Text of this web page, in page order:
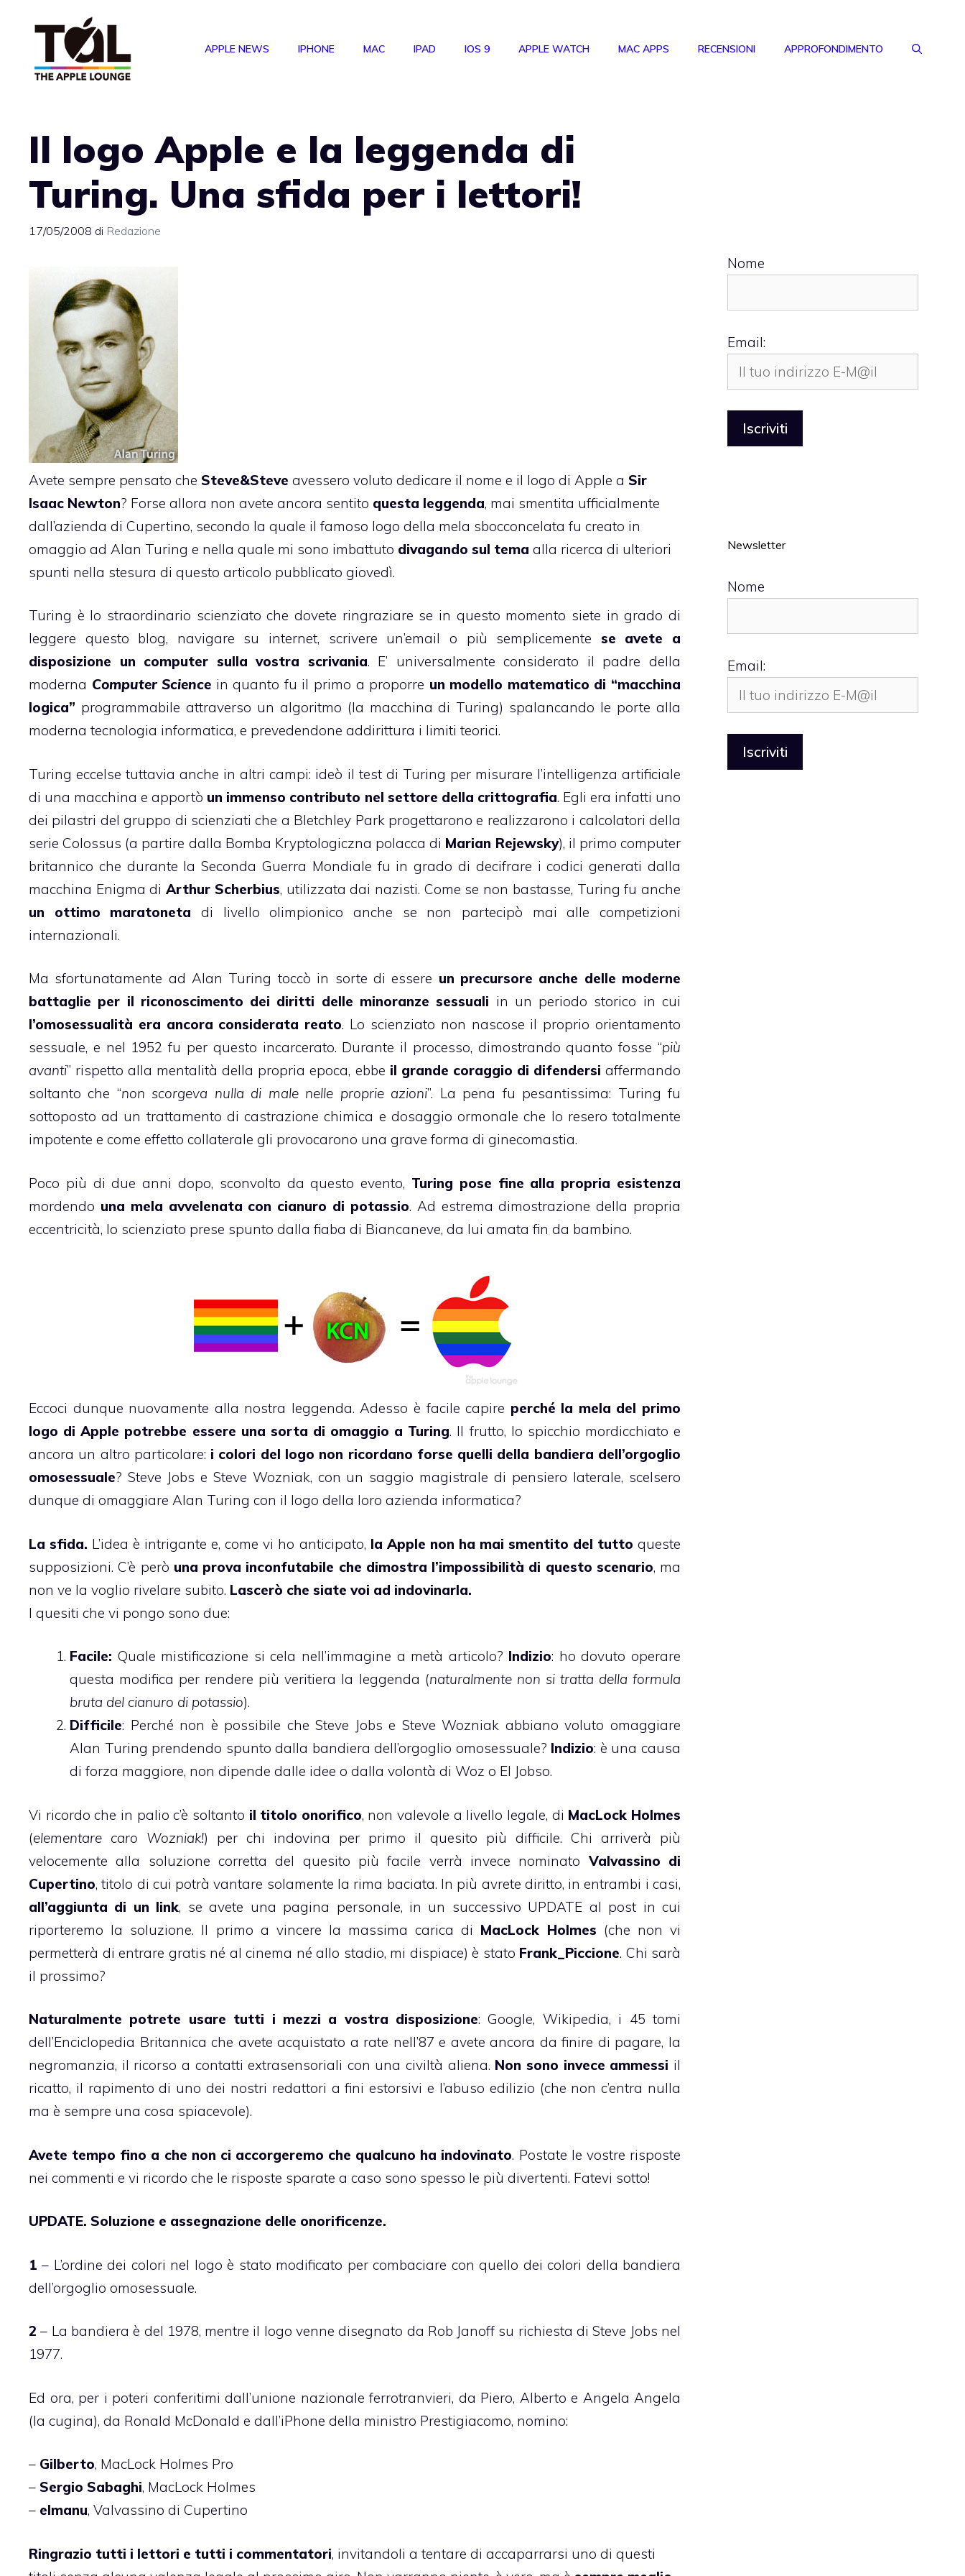
APPLE NEWS IPHONE MAC IPAD IOS 9 APPLE WATCH MAC APPS RECENSIONI APPROFONDIMENTO
Il logo Apple e la leggenda di
Turing. Una sfida per i lettori!
17/05/2008 di Redazione
Avete sempre pensato che Steve&Steve avessero voluto dedicare il nome e il logo di Apple a Sir
Isaac Newton? Forse allora non avete ancora sentito questa leggenda, mai smentita ufficialmente
dall’azienda di Cupertino, secondo la quale il famoso logo della mela sbocconcelata fu creato in
omaggio ad Alan Turing e nella quale mi sono imbattuto divagando sul tema alla ricerca di ulteriori
spunti nella stesura di questo articolo pubblicato giovedì.
Turing è lo straordinario scienziato che dovete ringraziare se in questo momento siete in grado di
leggere questo blog, navigare su internet, scrivere un’email o più semplicemente se avete a
disposizione un computer sulla vostra scrivania. E’ universalmente considerato il padre della
moderna Computer Science in quanto fu il primo a proporre un modello matematico di “macchina
logica” programmabile attraverso un algoritmo (la macchina di Turing) spalancando le porte alla
moderna tecnologia informatica, e prevedendone addirittura i limiti teorici.
Turing eccelse tuttavia anche in altri campi: ideò il test di Turing per misurare l’intelligenza artificiale
di una macchina e apportò un immenso contributo nel settore della crittografia. Egli era infatti uno
dei pilastri del gruppo di scienziati che a Bletchley Parkprogettarono e realizzarono i calcolatori della
serieColossus (a partire dalla Bomba Kryptologiczna polacca di Marian Rejewsky), il primo computer
britannico che durante la Seconda Guerra Mondiale fu in grado di decifrare i codici generati dalla
macchina Enigma diArthur Scherbius, utilizzata dai nazisti. Come se non bastasse, Turing fu anche
un ottimo maratoneta di livello olimpionico anche se non partecipò mai alle competizioni
internazionali.
Ma sfortunatamente ad Alan Turing toccò in sorte di essere un precursore anche delle moderne
battaglie per il riconoscimento dei diritti delle minoranze sessuali in un periodo storico in cui
l’omosessualità era ancora considerata reato. Lo scienziato non nascose il proprio orientamento
sessuale, e nel 1952 fu per questo incarcerato. Durante il processo, dimostrando quanto fosse “più
avanti” rispetto alla mentalità della propria epoca, ebbe il grande coraggio di difendersi affermando
soltanto che “non scorgeva nulla di male nelle proprie azioni”. La pena fu pesantissima: Turing fu
sottoposto ad un trattamento di castrazione chimica e dosaggio ormonale che lo resero totalmente
impotente e come effetto collaterale gli provocarono una grave forma di ginecomastia.
Poco più di due anni dopo, sconvolto da questo evento, Turing pose fine alla propria esistenza
mordendo una mela avvelenata con cianuro di potassio. Ad estrema dimostrazione della propria
eccentricità, lo scienziato prese spunto dalla fiaba di Biancaneve, da lui amata fin da bambino.
Eccoci dunque nuovamente alla nostra leggenda. Adesso è facile capire perché la mela del primo
logo di Apple potrebbe essere una sorta di omaggio a Turing. Il frutto, lo spicchio mordicchiato e
ancora un altro particolare: i colori del logo non ricordano forse quelli della bandiera dell’orgoglio
omosessuale? Steve Jobs e Steve Wozniak, con un saggio magistrale di pensiero laterale, scelsero
dunque di omaggiare Alan Turing con il logo della loro azienda informatica?
La sfida. L’idea è intrigante e, come vi ho anticipato, la Apple non ha mai smentito del tutto queste
supposizioni. C’è però una prova inconfutabile che dimostra l’impossibilità di questo scenario, ma
non ve la voglio rivelare subito. Lascerò che siate voi ad indovinarla.
I quesiti che vi pongo sono due:
Facile: Quale mistificazione si cela nell’immagine a metà articolo? Indizio: ho dovuto operare
questa modifica per rendere più veritiera la leggenda (naturalmente non si tratta della formula
bruta del cianuro di potassio).
Difficile: Perché non è possibile che Steve Jobs e Steve Wozniak abbiano voluto omaggiare
Alan Turing prendendo spunto dalla bandiera dell’orgoglio omosessuale? Indizio: è una causa
di forza maggiore, non dipende dalle idee o dalla volontà di Woz o El Jobso.
Vi ricordo che in palio c’è soltanto il titolo onorifico, non valevole a livello legale, di MacLock Holmes
(elementare caro Wozniak!) per chi indovina per primo il quesito più difficile. Chi arriverà più
velocemente alla soluzione corretta del quesito più facile verrà invece nominatoValvassino di
Cupertino, titolo di cui potrà vantare solamente la rima baciata. In più avrete diritto, in entrambi i casi,
all’aggiunta di un link, se avete una pagina personale, in un successivo UPDATE al post in cui
riporteremo la soluzione. Il primo a vincere la massima carica di MacLock Holmes (che non vi
permetterà di entrare gratis né al cinema né allo stadio, mi dispiace) è stato Frank_Piccione. Chi sarà
il prossimo?
Naturalmente potrete usare tutti i mezzi a vostra disposizione: Google, Wikipedia, i 45 tomi
dell’Enciclopedia Britannica che avete acquistato a rate nell’87 e avete ancora da finire di pagare, la
negromanzia, il ricorso a contatti extrasensoriali con una civiltà aliena. Non sono invece ammessi il
ricatto, il rapimento di uno dei nostri redattori a fini estorsivi e l’abuso edilizio (che non c’entra nulla
ma è sempre una cosa spiacevole).
Avete tempo fino a che non ci accorgeremo che qualcuno ha indovinato. Postate le vostre risposte
nei commenti e vi ricordo che le risposte sparate a caso sono spesso le più divertenti. Fatevi sotto!
UPDATE. Soluzione e assegnazione delle onorificenze.
1 – L’ordine dei colori nel logo è stato modificato per combaciare con quello dei colori della bandiera
dell’orgoglio omosessuale.
2 – La bandiera è del 1978, mentre il logo venne disegnato da Rob Janoff su richiesta di Steve Jobs nel
1977.
Ed ora, per i poteri conferitimi dall’unione nazionale ferrotranvieri, da Piero, Alberto e Angela Angela
(la cugina), da Ronald McDonald e dall’iPhone della ministro Prestigiacomo, nomino:
– Gilberto, MacLock Holmes Pro
– Sergio Sabaghi, MacLock Holmes
– elmanu, Valvassino di Cupertino
Ringrazio tutti i lettori e tutti i commentatori, invitandoli a tentare di accaparrarsi uno di questi
Nome
Email:
Newsletter
Nome
Email: